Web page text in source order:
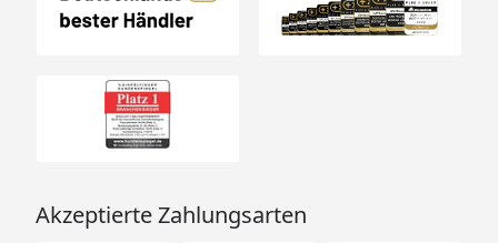
Akzeptierte Zahlungsarten